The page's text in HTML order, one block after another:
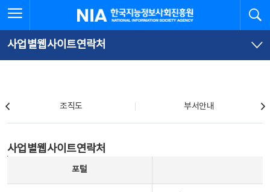
문
로
가
체
뉴
바
가
한국지능정보사회진흥원
사업별웹사이트연락처
조직도 부서안내
사업별웹사이트연락처
포털